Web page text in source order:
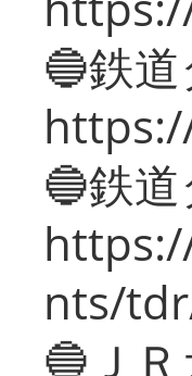
🔵鉄
🔵鉄
nts/
🔵Ｊ